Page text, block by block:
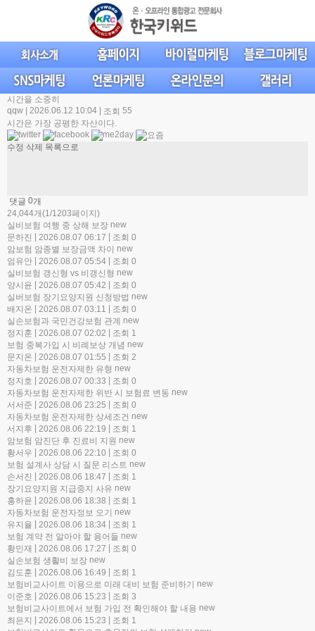
시간을 소중히
qqw
2026.06.12 10:04 조회 55
시간은 가장 공평한 자산이다.
수정 삭제 목록으로
댓글 0개
24,044개(1/1203페이지)
실비보험 여행 중 상해 보장 new
문하진
2026.08.07 06:17
조회 0
암보험 암종별 보장금액 차이
new
엄유안
2026.08.07 05:54
조회 0
실비보험 갱신형 vs 비갱신형 new
양시윤
2026.08.07 05:42
조회 0
실버보험 장기요양지원 신청방법 new
배지온
2026.08.07 03:11
조회 0
실손보험과 국민건강보험 관계 new
정지훈
2026.08.07 02:02
조회 1
보험 중복가입 시 비례보상 개념 new
문지온
2026.08.07 01:55
조회 2
자동차보험 운전자제한 유형 new
정지호
2026.08.07 00:33
조회 0
자동차보험 운전자제한 위반 시 보험료 변동 new
서서준
2026.08.06 23:25
조회 0
자동차보험 운전자제한 상세조건 new
서지후
2026.08.06 22:19
조회 1
암보험 암진단 후 진료비 지원 new
황서우
2026.08.06 22:10
조회 0
보험 설계사 상담 시 질문 리스트 new
손서진
2026.08.06 18:47
조회 1
장기요양지원 지급중지 사유 new
홍하윤
2026.08.06 18:38
조회 1
자동차보험 운전자정보 오기
new
유지율
2026.08.06 18:34
조회 1
보험 계약 전 알아야 할 용어들 new
황민재
2026.08.06 17:27
조회 0
실손보험 생활비 보장 new
김도훈
2026.08.06 16:49
조회 1
보험비교사이트 이용으로 미래 대비 보험 준비하기
new
이준호
2026.08.06 15:23
조회 3
보험비교사이트에서 보험 가입 전 확인해야 할 내용 new
최은지
2026.08.06 15:23
조회 1